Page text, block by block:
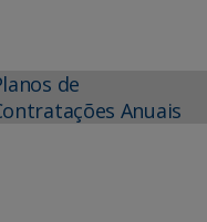
de
Anuais